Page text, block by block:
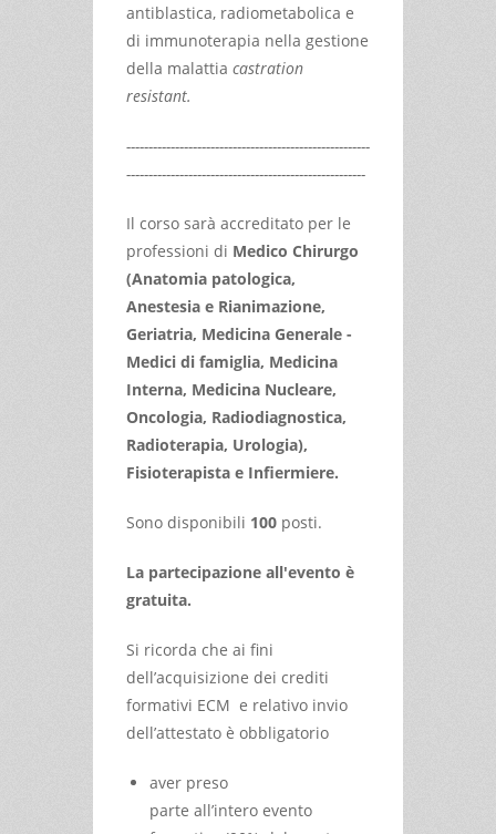
antiblastica, radiometabolica e
di immunoterapia nella gestione
della malattia castration
resistant.
-------------------------------------------------------
------------------------------------------------------
Il corso sarà accreditato per le
professioni di Medico Chirurgo
(Anatomia patologica,
Anestesia e Rianimazione,
Geriatria, Medicina Generale -
Medici di famiglia, Medicina
Interna, Medicina Nucleare,
Oncologia, Radiodiagnostica,
Radioterapia, Urologia),
Fisioterapista e Infiermiere.
Sono disponibili 100 posti.
La partecipazione all'evento è
gratuita.
Si ricorda che ai fini
dell’acquisizione dei crediti
formativi ECM e relativo invio
dell’attestato è obbligatorio
aver preso
parte all’intero evento